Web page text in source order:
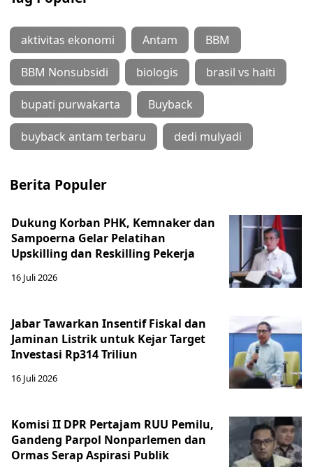
aktivitas ekonomi Antam BBM
BBM Nonsubsidi biologis brasil vs haiti
bupati purwakarta Buyback
buyback antam terbaru dedi mulyadi
Berita Populer
Dukung Korban PHK, Kemnaker dan
Sampoerna Gelar Pelatihan
Upskilling dan Reskilling Pekerja
16 Juli 2026
Jabar Tawarkan Insentif Fiskal dan
Jaminan Listrik untuk Kejar Target
Investasi Rp314 Triliun
16 Juli 2026
Komisi II DPR Pertajam RUU Pemilu,
Gandeng Parpol Nonparlemen dan
Ormas Serap Aspirasi Publik